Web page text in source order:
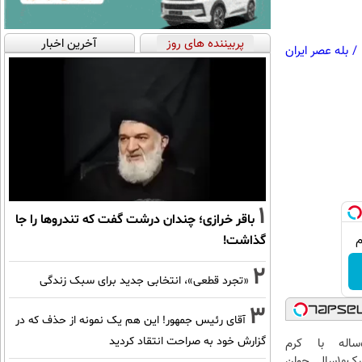
/ بله عصر ایران
این آقای58ساله با کرم
پربیننده های روز آخرین اخبار
1 باقر خرازی؛ چندان درشت گفت که تندروها را جا
گذاشت!
2 «تجرد قطعی»، انتخابی جدید برای سبک زندگی
3 آقای رئیس جمهور! این هم یک نمونه از حذف که در
گزارش خود به صراحت انتقاد کردید